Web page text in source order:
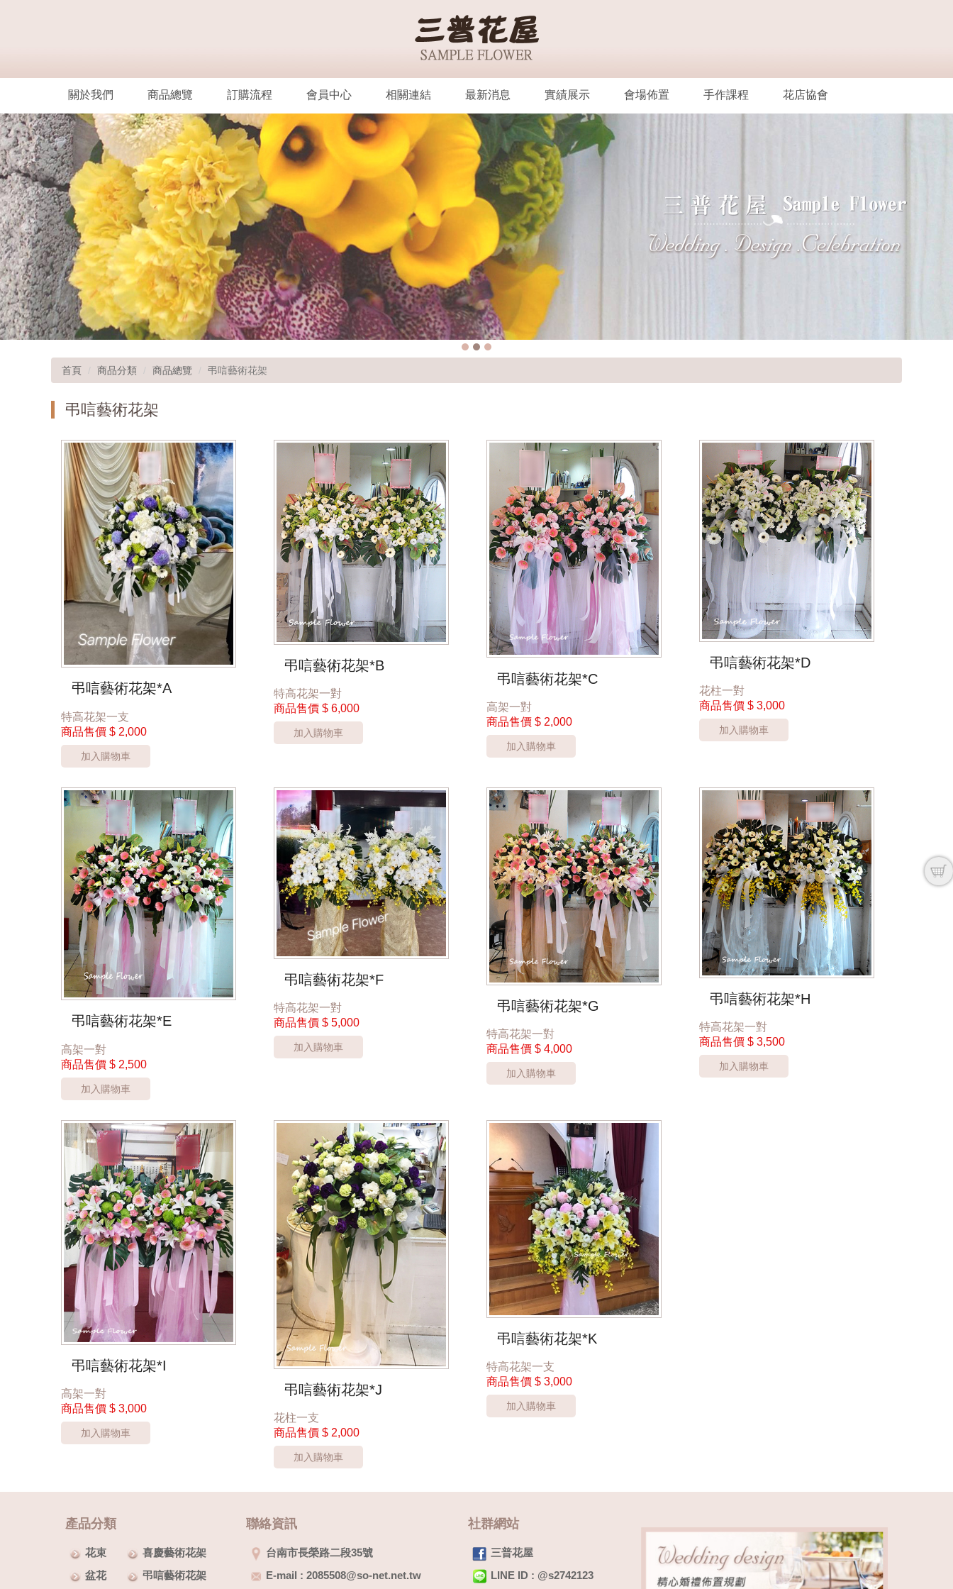
關於我們 商品總覽 訂購流程 會員中心 相關連結 最新消息 實績展示 會場佈置 手作課程 花店協會
首頁 商品分類 商品總覽 弔唁藝術花架
弔唁藝術花架
弔唁藝術花架*A
特高花架一支
商品售價 $ 2,000
加入購物車
弔唁藝術花架*B
特高花架一對
商品售價 $ 6,000
加入購物車
弔唁藝術花架*C
高架一對
商品售價 $ 2,000
加入購物車
弔唁藝術花架*D
花柱一對
商品售價 $ 3,000
加入購物車
弔唁藝術花架*E
高架一對
商品售價 $ 2,500
加入購物車
弔唁藝術花架*F
特高花架一對
商品售價 $ 5,000
加入購物車
弔唁藝術花架*G
特高花架一對
商品售價 $ 4,000
加入購物車
弔唁藝術花架*H
特高花架一對
商品售價 $ 3,500
加入購物車
弔唁藝術花架*I
高架一對
商品售價 $ 3,000
加入購物車
弔唁藝術花架*J
花柱一支
商品售價 $ 2,000
加入購物車
弔唁藝術花架*K
特高花架一支
商品售價 $ 3,000
加入購物車
產品分類
花束
盆花
喜慶藝術花架
弔唁藝術花架
聯絡資訊
台南市長榮路二段35號
E-mail : 2085508@so-net.net.tw
社群網站
三普花屋
LINE ID : @s2742123